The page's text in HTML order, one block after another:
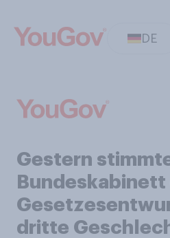
DE
Gestern
Bundeskabinett
dritte